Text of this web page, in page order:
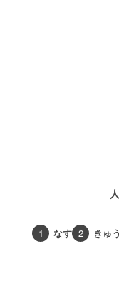
1 なす 2 きゅ